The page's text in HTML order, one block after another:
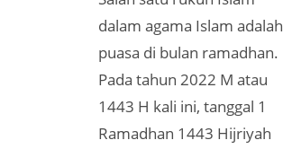
dalam agama Islam adalah
puasa di bulan ramadhan.
Pada tahun 2022 M atau
1443 H kali ini, tanggal 1
Ramadhan 1443 Hijriyah